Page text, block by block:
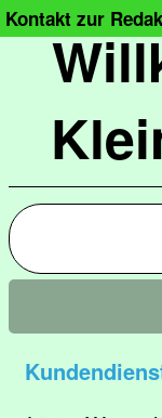
Kontakt zur